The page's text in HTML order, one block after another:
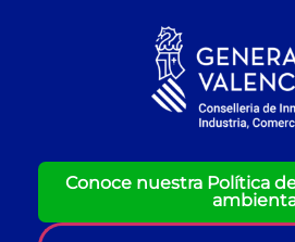
Conoce nuestra Política